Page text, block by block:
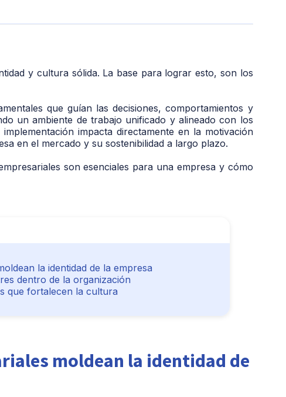
y cultura sólida. La base para lograr esto, son los
que guían las decisiones, comportamientos y
un ambiente de trabajo unificado y alineado con los
impacta directamente en la motivación
en el mercado y su sostenibilidad a largo plazo.
son esenciales para una empresa y cómo
la identidad de la empresa
dentro de la organización
que fortalecen la cultura
moldean la identidad de